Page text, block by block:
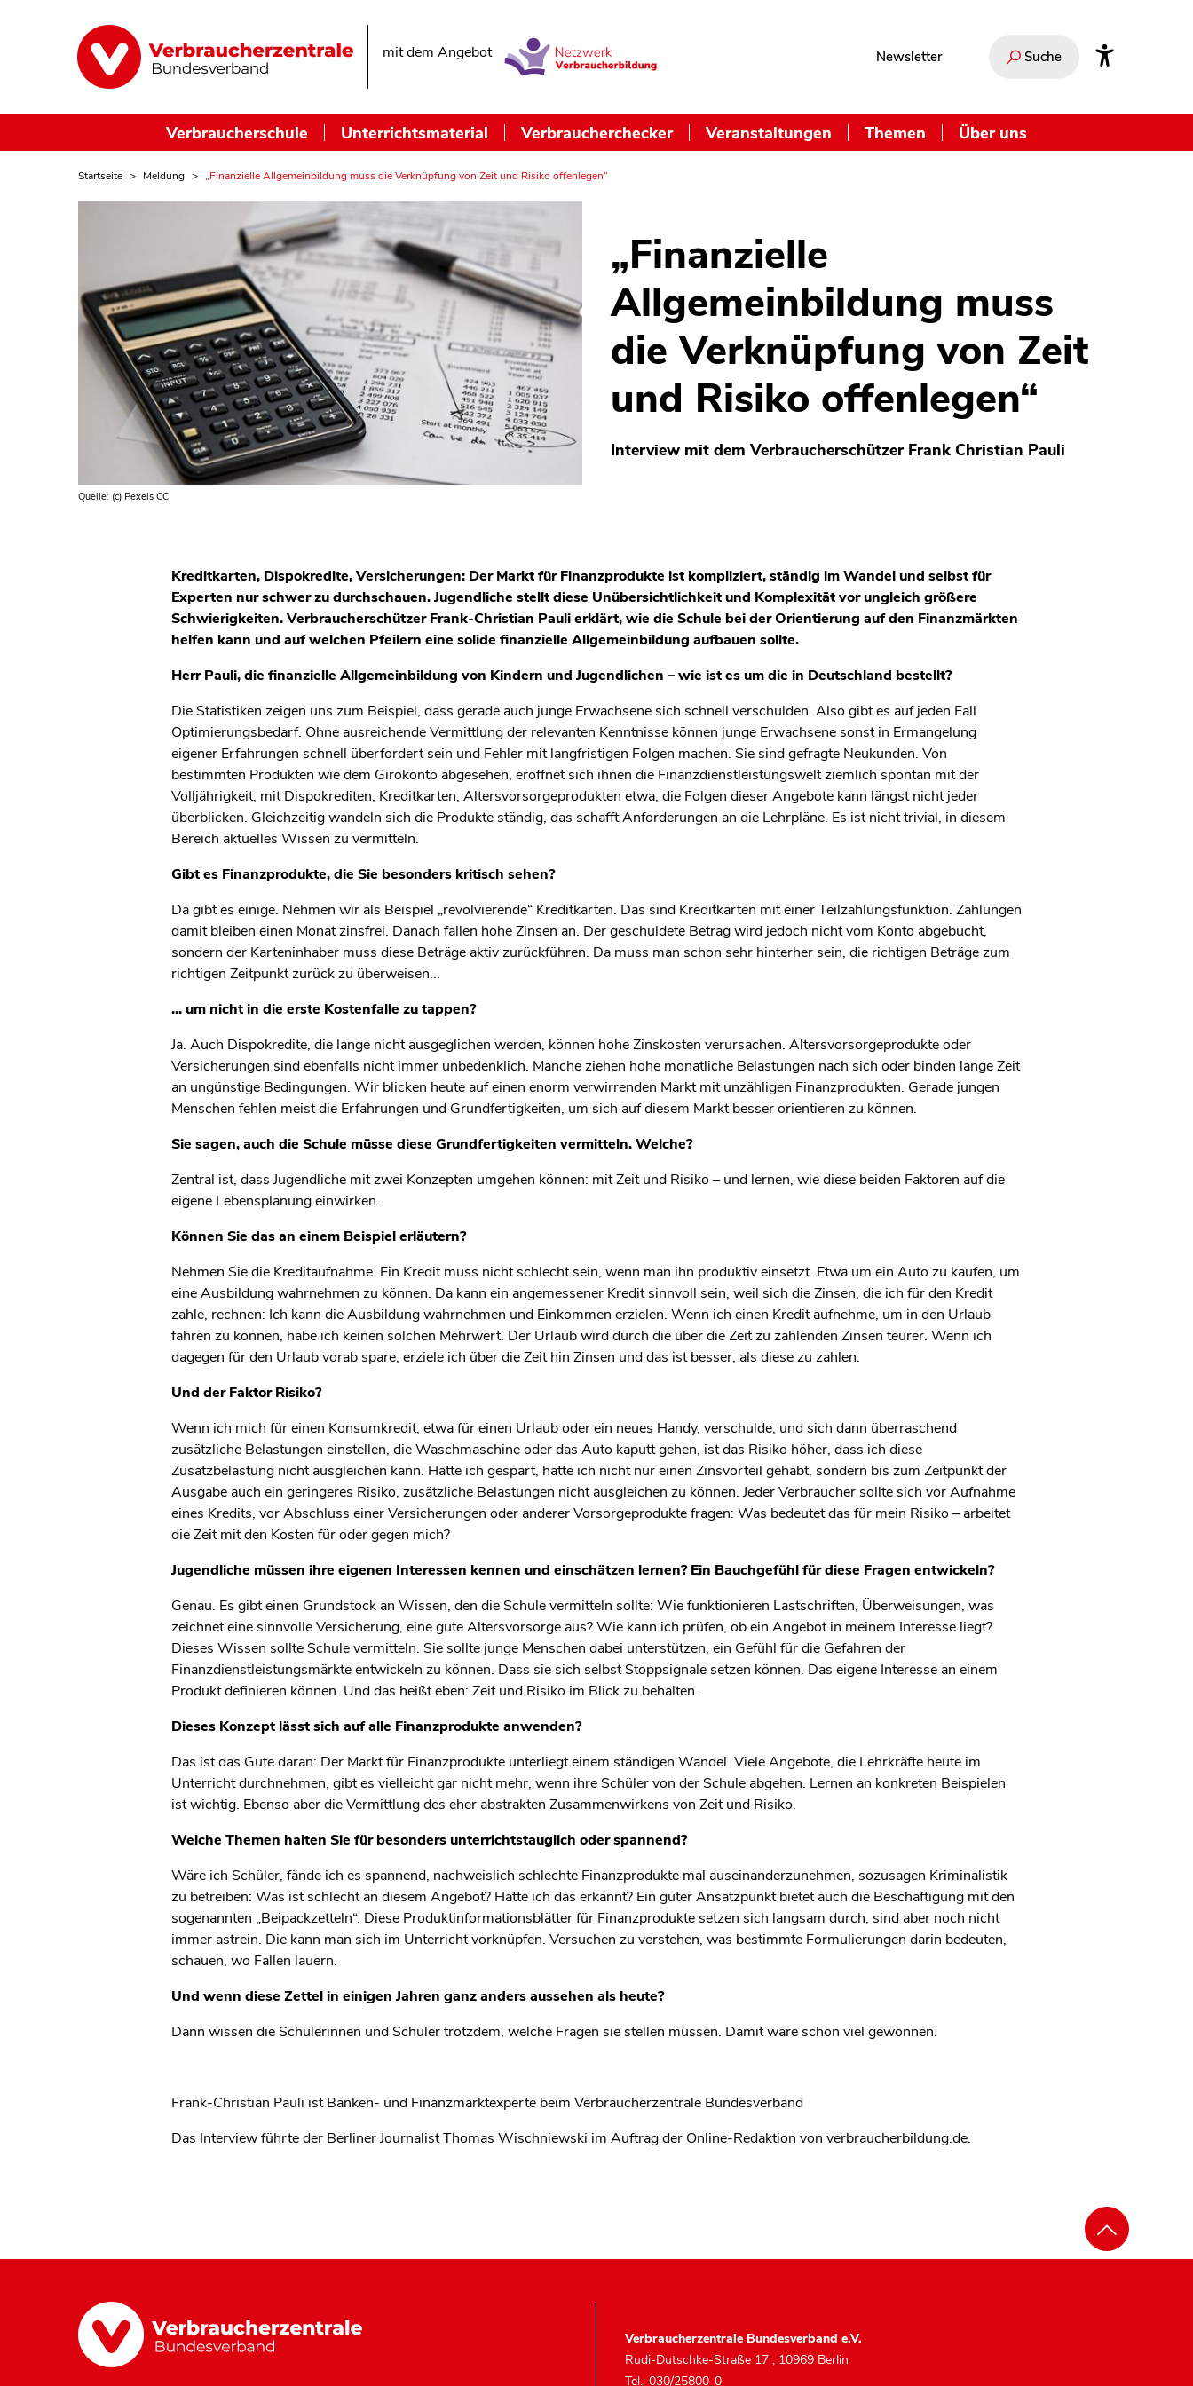
mit dem Angebot Newsletter Suche
Verbraucherschule Unterrichtsmaterial Verbraucherchecker Veranstaltungen Themen Über uns
Startseite Meldung „Finanzielle Allgemeinbildung muss die Verknüpfung von Zeit und Risiko offenlegen“
Quelle: (c) Pexels CC
„Finanzielle
Allgemeinbildung muss
die Verknüpfung von Zeit
und Risiko offenlegen“
Interview mit dem Verbraucherschützer Frank Christian Pauli
Kreditkarten, Dispokredite, Versicherungen: Der Markt für Finanzprodukte ist kompliziert, ständig im Wandel und selbst für
Experten nur schwer zu durchschauen. Jugendliche stellt diese Unübersichtlichkeit und Komplexität vor ungleich größere
Schwierigkeiten. Verbraucherschützer Frank-Christian Pauli erklärt, wie die Schule bei der Orientierung auf den Finanzmärkten
helfen kann und auf welchen Pfeilern eine solide finanzielle Allgemeinbildung aufbauen sollte.
Herr Pauli, die finanzielle Allgemeinbildung von Kindern und Jugendlichen – wie ist es um die in Deutschland bestellt?
Die Statistiken zeigen uns zum Beispiel, dass gerade auch junge Erwachsene sich schnell verschulden. Also gibt es auf jeden Fall
Optimierungsbedarf. Ohne ausreichende Vermittlung der relevanten Kenntnisse können junge Erwachsene sonst in Ermangelung
eigener Erfahrungen schnell überfordert sein und Fehler mit langfristigen Folgen machen. Sie sind gefragte Neukunden. Von
bestimmten Produkten wie dem Girokonto abgesehen, eröffnet sich ihnen die Finanzdienstleistungswelt ziemlich spontan mit der
Volljährigkeit, mit Dispokrediten, Kreditkarten, Altersvorsorgeprodukten etwa, die Folgen dieser Angebote kann längst nicht jeder
überblicken. Gleichzeitig wandeln sich die Produkte ständig, das schafft Anforderungen an die Lehrpläne. Es ist nicht trivial, in diesem
Bereich aktuelles Wissen zu vermitteln.
Gibt es Finanzprodukte, die Sie besonders kritisch sehen?
Da gibt es einige. Nehmen wir als Beispiel „revolvierende“ Kreditkarten. Das sind Kreditkarten mit einer Teilzahlungsfunktion. Zahlungen
damit bleiben einen Monat zinsfrei. Danach fallen hohe Zinsen an. Der geschuldete Betrag wird jedoch nicht vom Konto abgebucht,
sondern der Karteninhaber muss diese Beträge aktiv zurückführen. Da muss man schon sehr hinterher sein, die richtigen Beträge zum
richtigen Zeitpunkt zurück zu überweisen...
... um nicht in die erste Kostenfalle zu tappen?
Ja. Auch Dispokredite, die lange nicht ausgeglichen werden, können hohe Zinskosten verursachen. Altersvorsorgeprodukte oder
Versicherungen sind ebenfalls nicht immer unbedenklich. Manche ziehen hohe monatliche Belastungen nach sich oder binden lange Zeit
an ungünstige Bedingungen. Wir blicken heute auf einen enorm verwirrenden Markt mit unzähligen Finanzprodukten. Gerade jungen
Menschen fehlen meist die Erfahrungen und Grundfertigkeiten, um sich auf diesem Markt besser orientieren zu können.
Sie sagen, auch die Schule müsse diese Grundfertigkeiten vermitteln. Welche?
Zentral ist, dass Jugendliche mit zwei Konzepten umgehen können: mit Zeit und Risiko – und lernen, wie diese beiden Faktoren auf die
eigene Lebensplanung einwirken.
Können Sie das an einem Beispiel erläutern?
Nehmen Sie die Kreditaufnahme. Ein Kredit muss nicht schlecht sein, wenn man ihn produktiv einsetzt. Etwa um ein Auto zu kaufen, um
eine Ausbildung wahrnehmen zu können. Da kann ein angemessener Kredit sinnvoll sein, weil sich die Zinsen, die ich für den Kredit
zahle, rechnen: Ich kann die Ausbildung wahrnehmen und Einkommen erzielen. Wenn ich einen Kredit aufnehme, um in den Urlaub
fahren zu können, habe ich keinen solchen Mehrwert. Der Urlaub wird durch die über die Zeit zu zahlenden Zinsen teurer. Wenn ich
dagegen für den Urlaub vorab spare, erziele ich über die Zeit hin Zinsen und das ist besser, als diese zu zahlen.
Und der Faktor Risiko?
Wenn ich mich für einen Konsumkredit, etwa für einen Urlaub oder ein neues Handy, verschulde, und sich dann überraschend
zusätzliche Belastungen einstellen, die Waschmaschine oder das Auto kaputt gehen, ist das Risiko höher, dass ich diese
Zusatzbelastung nicht ausgleichen kann. Hätte ich gespart, hätte ich nicht nur einen Zinsvorteil gehabt, sondern bis zum Zeitpunkt der
Ausgabe auch ein geringeres Risiko, zusätzliche Belastungen nicht ausgleichen zu können. Jeder Verbraucher sollte sich vor Aufnahme
eines Kredits, vor Abschluss einer Versicherungen oder anderer Vorsorgeprodukte fragen: Was bedeutet das für mein Risiko – arbeitet
die Zeit mit den Kosten für oder gegen mich?
Jugendliche müssen ihre eigenen Interessen kennen und einschätzen lernen? Ein Bauchgefühl für diese Fragen entwickeln?
Genau. Es gibt einen Grundstock an Wissen, den die Schule vermitteln sollte: Wie funktionieren Lastschriften, Überweisungen, was
zeichnet eine sinnvolle Versicherung, eine gute Altersvorsorge aus? Wie kann ich prüfen, ob ein Angebot in meinem Interesse liegt?
Dieses Wissen sollte Schule vermitteln. Sie sollte junge Menschen dabei unterstützen, ein Gefühl für die Gefahren der
Finanzdienstleistungsmärkte entwickeln zu können. Dass sie sich selbst Stoppsignale setzen können. Das eigene Interesse an einem
Produkt definieren können. Und das heißt eben: Zeit und Risiko im Blick zu behalten.
Dieses Konzept lässt sich auf alle Finanzprodukte anwenden?
Das ist das Gute daran: Der Markt für Finanzprodukte unterliegt einem ständigen Wandel. Viele Angebote, die Lehrkräfte heute im
Unterricht durchnehmen, gibt es vielleicht gar nicht mehr, wenn ihre Schüler von der Schule abgehen. Lernen an konkreten Beispielen
ist wichtig. Ebenso aber die Vermittlung des eher abstrakten Zusammenwirkens von Zeit und Risiko.
Welche Themen halten Sie für besonders unterrichtstauglich oder spannend?
Wäre ich Schüler, fände ich es spannend, nachweislich schlechte Finanzprodukte mal auseinanderzunehmen, sozusagen Kriminalistik
zu betreiben: Was ist schlecht an diesem Angebot? Hätte ich das erkannt? Ein guter Ansatzpunkt bietet auch die Beschäftigung mit den
sogenannten „Beipackzetteln“. Diese Produktinformationsblätter für Finanzprodukte setzen sich langsam durch, sind aber noch nicht
immer astrein. Die kann man sich im Unterricht vorknüpfen. Versuchen zu verstehen, was bestimmte Formulierungen darin bedeuten,
schauen, wo Fallen lauern.
Und wenn diese Zettel in einigen Jahren ganz anders aussehen als heute?
Dann wissen die Schülerinnen und Schüler trotzdem, welche Fragen sie stellen müssen. Damit wäre schon viel gewonnen.
Frank-Christian Pauli ist Banken- und Finanzmarktexperte beim Verbraucherzentrale Bundesverband
Das Interview führte der Berliner Journalist Thomas Wischniewski im Auftrag der Online-Redaktion von verbraucherbildung.de.
Verbraucherzentrale Bundesverband e.V.
Rudi-Dutschke-Straße 17 , 10969 Berlin
Tel.: 030/25800-0